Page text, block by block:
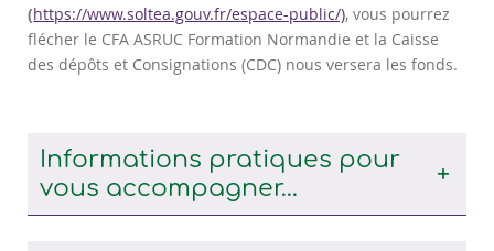
(https://www.soltea.gouv.fr/espace-public/), vous pourrez
flécher le CFA ASRUC Formation Normandie et la Caisse
des dépôts et Consignations (CDC) nous versera les fonds.
Informations pratiques pour
vous accompagner...